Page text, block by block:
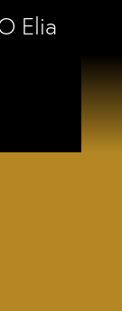
Elia